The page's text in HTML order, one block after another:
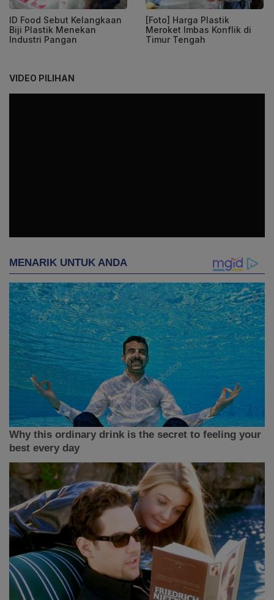
ID Food Sebut Kelangkaan
Biji Plastik Menekan
Industri Pangan
[Foto] Harga Plastik
Meroket Imbas Konflik di
Timur Tengah
VIDEO PILIHAN